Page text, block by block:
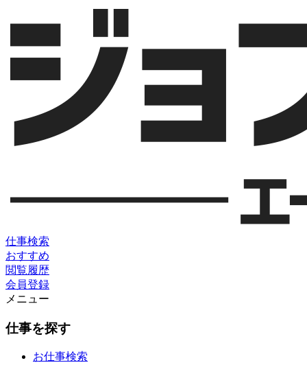
仕事検索
おすすめ
閲覧履歴
会員登録
メニュー
仕事を探す
お仕事検索